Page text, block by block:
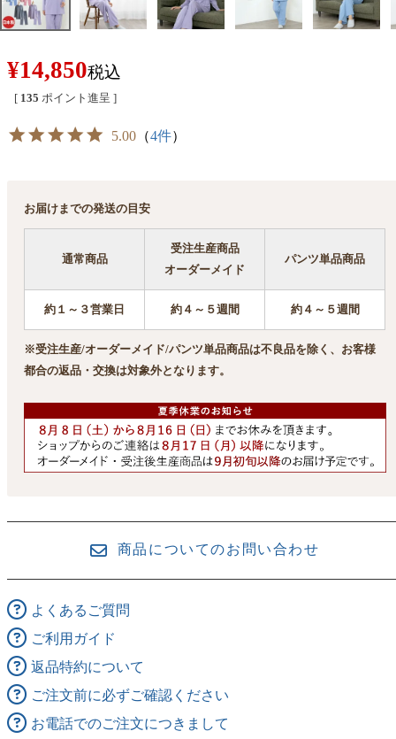
¥14,850税込
[ 135 ポイント進呈 ]
5.00 （4件）
お届けまでの発送の目安
通常商品
受注生産商品
オーダーメイド
パンツ単品商品
約１～３営業日 約４～５週間 約４～５週間
※受注生産/オーダーメイド/パンツ単品商品は不良品を除く、お客様
都合の返品・交換は対象外となります。
商品についてのお問い合わせ
よくあるご質問
ご利用ガイド
返品特約について
ご注文前に必ずご確認ください
お電話でのご注文につきまして